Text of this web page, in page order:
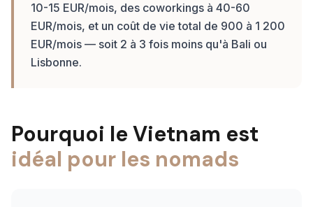
10-15 EUR/mois, des coworkings à 40-60
EUR/mois, et un coût de vie total de 900 à 1 200
EUR/mois — soit 2 à 3 fois moins qu'à Bali ou
Lisbonne.
Pourquoi le Vietnam est
idéal pour les nomads